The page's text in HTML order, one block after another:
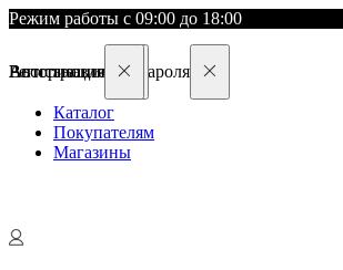
Режим работы с 09:00 до 18:00
Каталог
Покупателям
Магазины
Восстановление пароля
Авторизация
Регистрация